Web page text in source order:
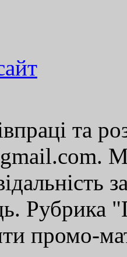
та
Рубрика
промо-